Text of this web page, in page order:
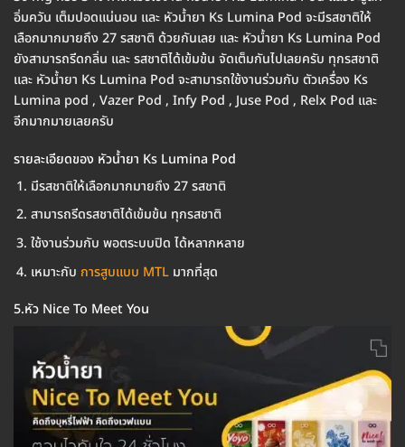
อิ่มควัน เต็มปอดแน่นอน และ หัวน้ำยา Ks Lumina Pod จะมีรสชาติให้
เลือกมากมายถึง 27 รสชาติ ด้วยกันเลย และ หัวน้ำยา Ks Lumina Pod
ยังสามารถรีดกลิ่น และ รสชาติได้เข้มข้น จัดเต็มกันไปเลยครับ ทุกรสชาติ
และ หัวน้ำยา Ks Lumina Pod จะสามารถใช้งานร่วมกับ ตัวเครื่อง Ks
Lumina pod , Vazer Pod , Infy Pod , Juse Pod , Relx Pod และ
อีกมากมายเลยครับ
รายละเอียดของ หัวน้ำยา Ks Lumina Pod
มีรสชาติให้เลือกมากมายถึง 27 รสชาติ
สามารถรีดรสชาติได้เข้มข้น ทุกรสชาติ
ใช้งานร่วมกับ พอตระบบปิด ได้หลากหลาย
เหมาะกับ การสูบแบบ MTLมากที่สุด
5.หัว Nice To Meet You